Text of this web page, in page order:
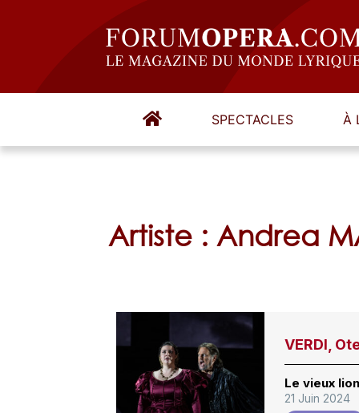
SPECTACLES À
Artiste : Andrea
VERDI,
Le vieux
21 Juin 2024